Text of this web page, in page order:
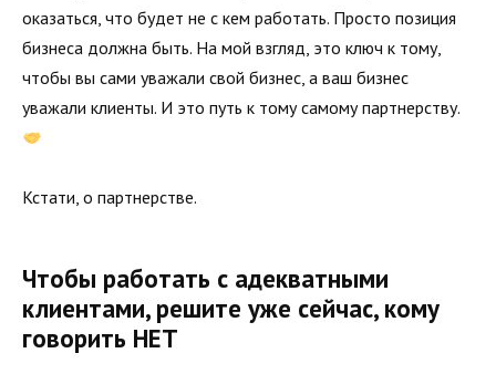
оказаться, что будет не с кем работать. Просто позиция
бизнеса должна быть. На мой взгляд, это ключ к тому,
чтобы вы сами уважали свой бизнес, а ваш бизнес
уважали клиенты. И это путь к тому самому партнерству.
Кстати, о партнерстве.
Чтобы работать с адекватными
клиентами, решите уже сейчас, кому
говорить НЕТ